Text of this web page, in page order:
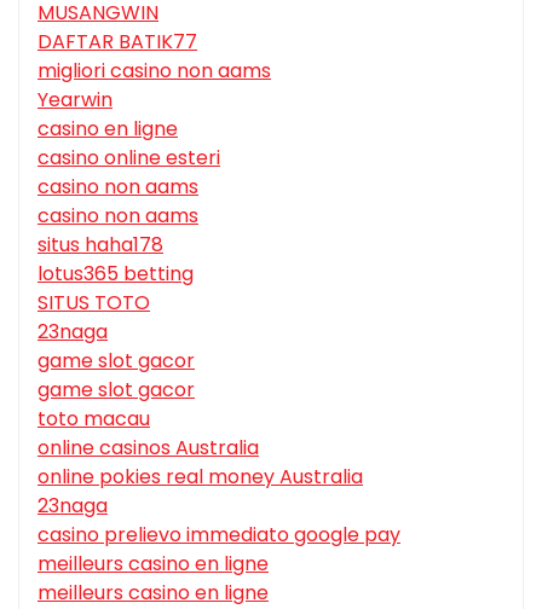
MUSANGWIN
DAFTAR BATIK77
migliori casino non aams
Yearwin
casino en ligne
casino online esteri
casino non aams
casino non aams
situs haha178
lotus365 betting
SITUS TOTO
23naga
game slot gacor
game slot gacor
toto macau
online casinos Australia
online pokies real money Australia
23naga
casino prelievo immediato google pay
meilleurs casino en ligne
meilleurs casino en ligne